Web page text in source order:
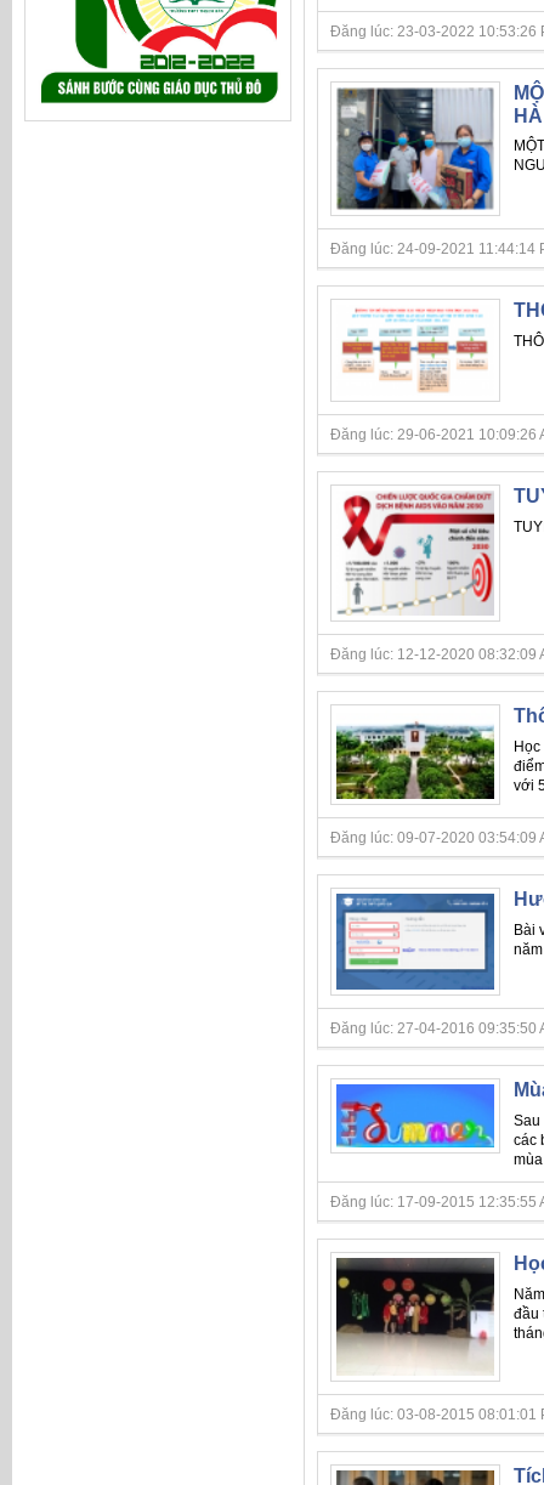
Đăng lúc: 23-03-2022 10:53:26
Đăng lúc: 24-09-2021 11:44:14
Đăng lúc: 29-06-2021 10:09:26
Đăng lúc: 12-12-2020 08:32:09
với
Đăng lúc: 09-07-2020 03:54:09
Bài
Đăng lúc: 27-04-2016 09:35:50
Sau
các
Đăng lúc: 17-09-2015 12:35:55
đầu
Đăng lúc: 03-08-2015 08:01:01